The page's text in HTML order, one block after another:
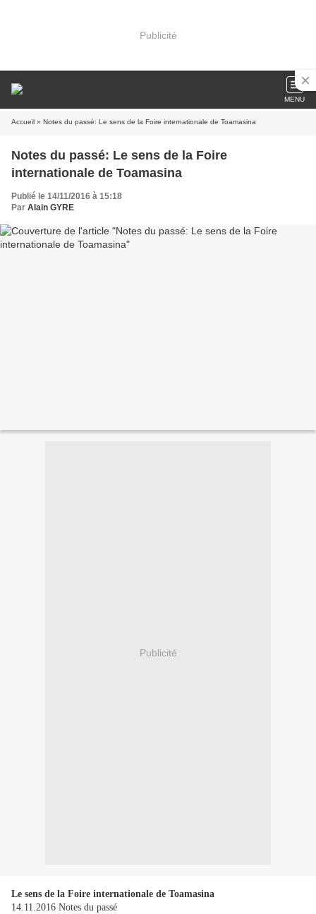
Publicité
MENU
Accueil » Notes du passé: Le sens de la Foire internationale de Toamasina
Notes du passé: Le sens de la Foire
internationale de Toamasina
Publié le 14/11/2016 à 15:18
Par Alain GYRE
Publicité
Le sens de la Foire internationale de Toamasina
14.11.2016 Notes du passé